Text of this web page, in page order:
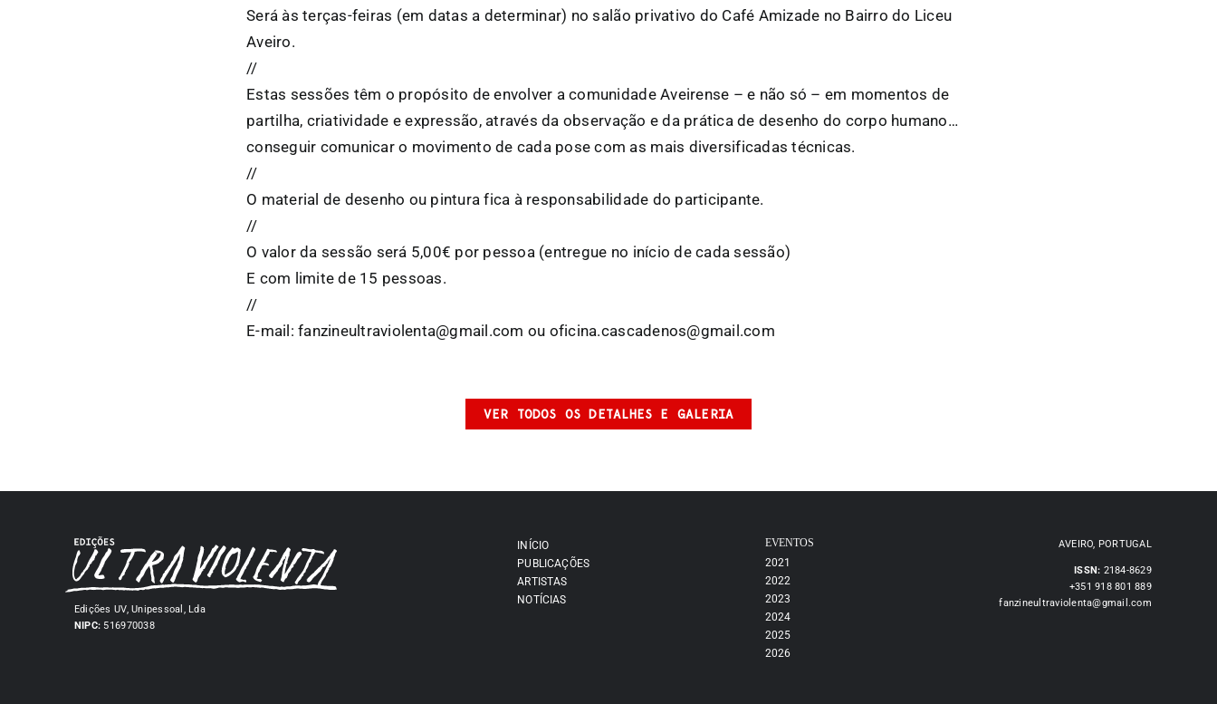
Será às terças-feiras (em datas a determinar) no salão privativo do Café Amizade no Bairro do Liceu
Aveiro.
//
Estas sessões têm o propósito de envolver a comunidade Aveirense – e não só – em momentos de
partilha, criatividade e expressão, através da observação e da prática de desenho do corpo humano…
conseguir comunicar o movimento de cada pose com as mais diversificadas técnicas.
//
O material de desenho ou pintura fica à responsabilidade do participante.
//
O valor da sessão será 5,00€ por pessoa (entregue no início de cada sessão)
E com limite de 15 pessoas.
//
E-mail: fanzineultraviolenta@gmail.com ou oficina.cascadenos@gmail.com
VER TODOS OS DETALHES E GALERIA
Edições UV, Unipessoal, Lda
NIPC: 516970038
INÍCIO
PUBLICAÇÕES
ARTISTAS
NOTÍCIAS
EVENTOS
2021
2022
2023
2024
2025
2026
AVEIRO, PORTUGAL
ISSN: 2184-8629
+351 918 801 889
fanzineultraviolenta@gmail.com